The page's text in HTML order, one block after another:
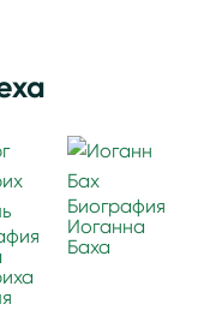
Биография
Иоганна
Баха